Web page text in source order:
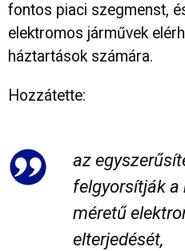
fontos piaci szegmenst,
elektromos járművek
háztartások számára.
Hozzátette:
az
felgyorsítják a
méretű
elterjedését,